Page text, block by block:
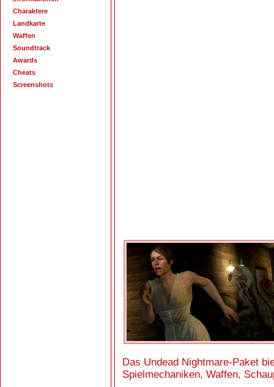
Charaktere
Landkarte
Waffen
Soundtrack
Awards
Cheats
Screenshots
Das Undead Nightmare-Paket
Spielmechaniken, Waffen,